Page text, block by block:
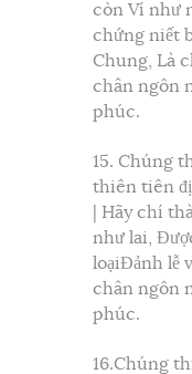
còn Ví như
chứng niết
Chung, Là
chân ngôn
phúc.
15. Chúng
thiên tiên
| Hãy chí
như lai,
loạiĐảnh lễ
chân ngôn
phúc.
16.Chúng